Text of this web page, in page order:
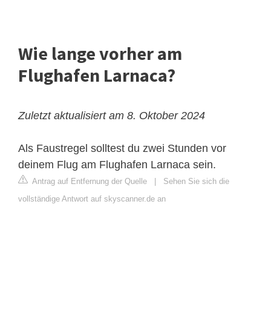
Wie lange vorher am
Flughafen Larnaca?
Zuletzt aktualisiert am 8. Oktober 2024
Als Faustregel solltest du zwei Stunden vor
deinem Flug am Flughafen Larnaca sein.
Antrag auf Entfernung der Quelle
Sehen Sie sich die
vollständige Antwort auf skyscanner.de an